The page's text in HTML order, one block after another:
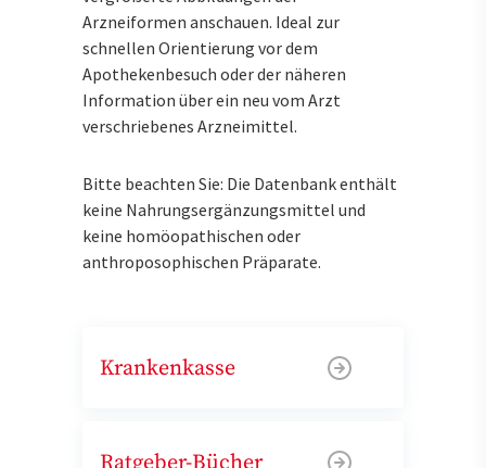
Arzneiformen anschauen. Ideal zur
schnellen Orientierung vor dem
Apothekenbesuch oder der näheren
Information über ein neu vom Arzt
verschriebenes Arzneimittel.
Bitte beachten Sie: Die Datenbank enthält
keine Nahrungsergänzungsmittel und
keine homöopathischen oder
anthroposophischen Präparate.
Krankenkasse